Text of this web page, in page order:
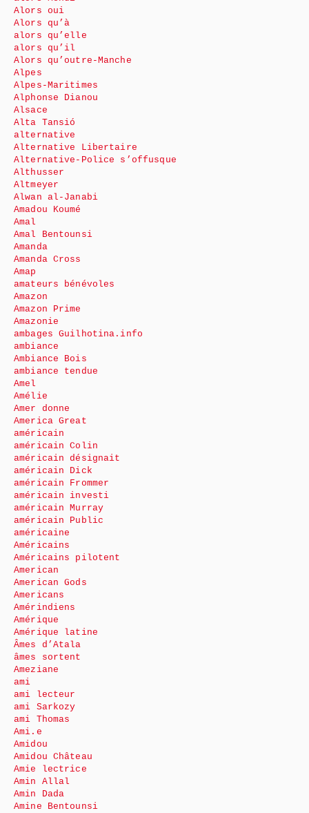
Alors oui
Alors qu’à
alors qu’elle
alors qu’il
Alors qu’outre-Manche
Alpes
Alpes-Maritimes
Alphonse Dianou
Alsace
Alta Tansió
alternative
Alternative Libertaire
Alternative-Police s’offusque
Althusser
Altmeyer
Alwan al-Janabi
Amadou Koumé
Amal
Amal Bentounsi
Amanda
Amanda Cross
Amap
amateurs bénévoles
Amazon
Amazon Prime
Amazonie
ambages Guilhotina.info
ambiance
Ambiance Bois
ambiance tendue
Amel
Amélie
Amer donne
America Great
américain
américain Colin
américain désignait
américain Dick
américain Frommer
américain investi
américain Murray
américain Public
américaine
Américains
Américains pilotent
American
American Gods
Americans
Amérindiens
Amérique
Amérique latine
Âmes d’Atala
âmes sortent
Ameziane
ami
ami lecteur
ami Sarkozy
ami Thomas
Ami.e
Amidou
Amidou Château
Amie lectrice
Amin Allal
Amin Dada
Amine Bentounsi